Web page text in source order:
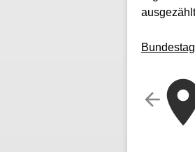
arrow_back